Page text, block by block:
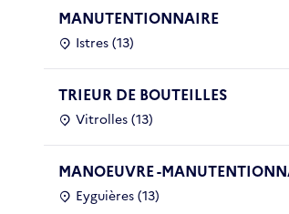
MANUTENTIONNAIRE
Istres (13)
TRIEUR DE BOUTEILLES
Vitrolles (13)
MANOEUVRE -
Eyguières (13)